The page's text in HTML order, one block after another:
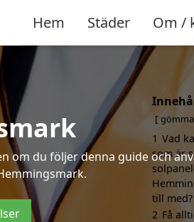
Hem Städer Om /
om du följer denna guide och
gömma
1 Vad
som är
till med?
2 Få